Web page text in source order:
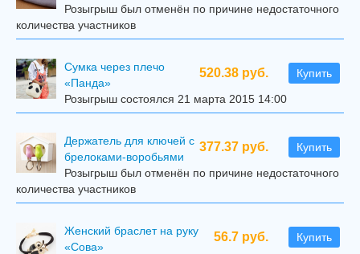
Розыгрыш был отменён по причине недостаточного
количества участников
520.38 руб. Купить
Сумка через плечо
«Панда»
Розыгрыш состоялся 21 марта 2015 14:00
377.37 руб. Купить
Держатель для ключей с
брелоками-воробьями
Розыгрыш был отменён по причине недостаточного
количества участников
56.7 руб. Купить
Женский браслет на руку
«Сова»